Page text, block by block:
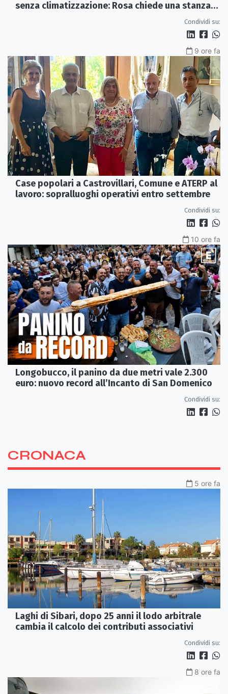
senza climatizzazione: Rosa chiede una stanza
Condividi su:
9 ore fa
Case popolari a Castrovillari, Comune e ATERP al
lavoro: sopralluoghi operativi entro settembre
Condividi su:
10 ore fa
Longobucco, il panino da due metri vale 2.300
euro: nuovo record all’Incanto di San Domenico
Condividi su:
CRONACA
5 ore fa
Laghi di Sibari, dopo 25 anni il lodo arbitrale
cambia il calcolo dei contributi associativi
Condividi su:
8 ore fa